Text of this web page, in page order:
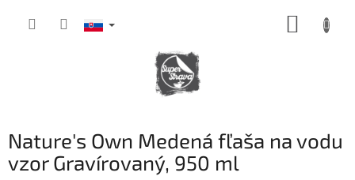
Nature's Own Medená fľaša na vodu
vzor Gravírovaný, 950 ml